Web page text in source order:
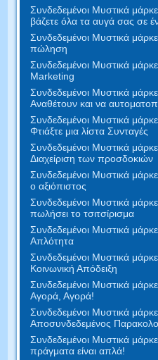
Συνδεδεμένοι Μυστικά
βάζετε όλα τα αυγά σας σε
Συνδεδεμένοι Μυστικά
πώληση
Συνδεδεμένοι Μυστικά
Marketing
Συνδεδεμένοι Μυστικά
Αναθέτουν και να
Συνδεδεμένοι Μυστικά
Φτιάξτε μια λίστα Συνταγές
Συνδεδεμένοι Μυστικά
Διαχείριση των προσδοκιών
Συνδεδεμένοι Μυστικά
ο αξιόπιστος
Συνδεδεμένοι Μυστικά
πωλήσει το τσιτσίρισμα
Συνδεδεμένοι Μυστικά
Απλότητα
Συνδεδεμένοι Μυστικά
Κοινωνική Απόδειξη
Συνδεδεμένοι Μυστικά
Αγορά, Αγορά!
Συνδεδεμένοι Μυστικά
Αποσυνδεδεμένος
Συνδεδεμένοι Μυστικά
πράγματα είναι απλά!